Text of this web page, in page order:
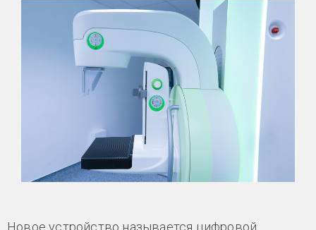
Новое устройство называется цифровой